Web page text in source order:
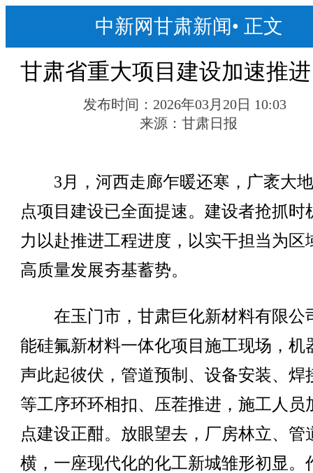
中新网甘肃新闻• 正文
甘肃省重大项目建设加速推进
发布时间： 2026年03月20日 10:03
来源： 甘肃日报
3月，河西走廊乍暖还寒，广袤大
点项目建设已全面提速。建设者抢抓时
力以赴推进工程进度，以实干担当为区
高质量发展夯基蓄势。
在玉门市，甘肃巨化新材料有限公
能硅氟新材料一体化项目施工现场，机
声此起彼伏，管道预制、设备安装、焊
等工序环环相扣、压茬推进，施工人员
点建设正酣。放眼望去，厂房林立、管
横，一座现代化的化工新城雏形初显。